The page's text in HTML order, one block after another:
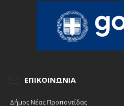
ΕΠΙΚΟΙΝΩΝΊΑ
Δήμος Νέας Προποντίδας